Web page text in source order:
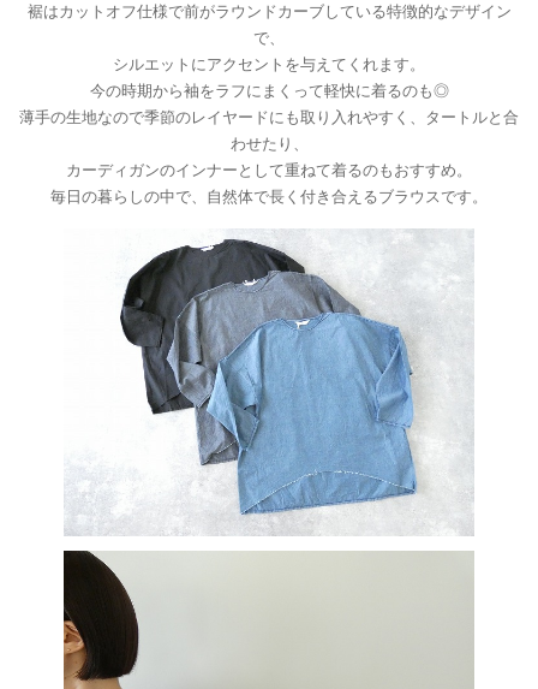
裾はカットオフ仕様で前がラウンドカーブしている特徴的なデザイン
で、
シルエットにアクセントを与えてくれます。
今の時期から袖をラフにまくって軽快に着るのも◎
薄手の生地なので季節のレイヤードにも取り入れやすく、タートルと合
わせたり、
カーディガンのインナーとして重ねて着るのもおすすめ。
毎日の暮らしの中で、自然体で長く付き合えるブラウスです。